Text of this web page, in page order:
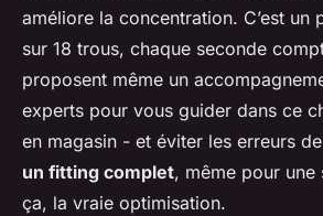
améliore la concentration. C’est un
sur 18 trous, chaque seconde
proposent même un
experts pour vous guider dans ce
en magasin - et éviter les erreurs
un fitting complet, même pour une
ça, la vraie optimisation.